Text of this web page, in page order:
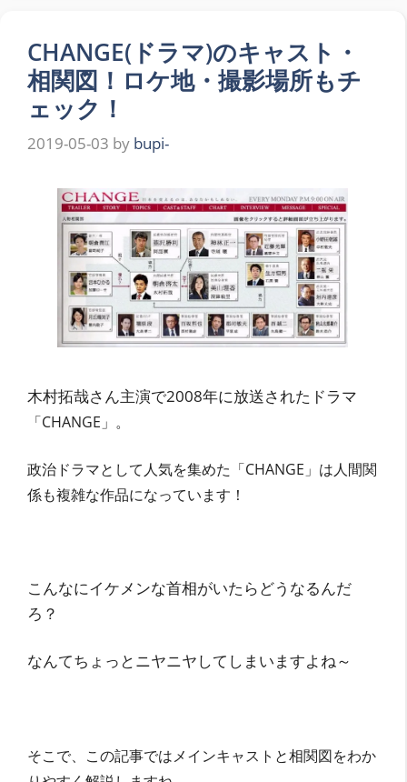
CHANGE(ドラマ)のキャスト・
相関図！ロケ地・撮影場所もチ
ェック！
2019-05-03 by bupi-
木村拓哉さん主演で2008年に放送されたドラマ
「CHANGE」。
政治ドラマとして人気を集めた「CHANGE」は人間関
係も複雑な作品になっています！
こんなにイケメンな首相がいたらどうなるんだ
ろ？
なんてちょっとニヤニヤしてしまいますよね～
そこで、この記事ではメインキャストと相関図をわか